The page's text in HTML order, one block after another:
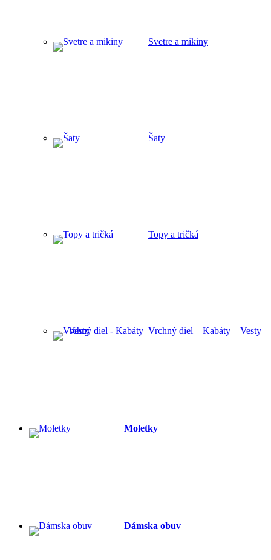
Svetre a mikiny
Šaty
Topy a tričká
Vrchný diel – Kabáty – Vesty
Moletky
Dámska obuv